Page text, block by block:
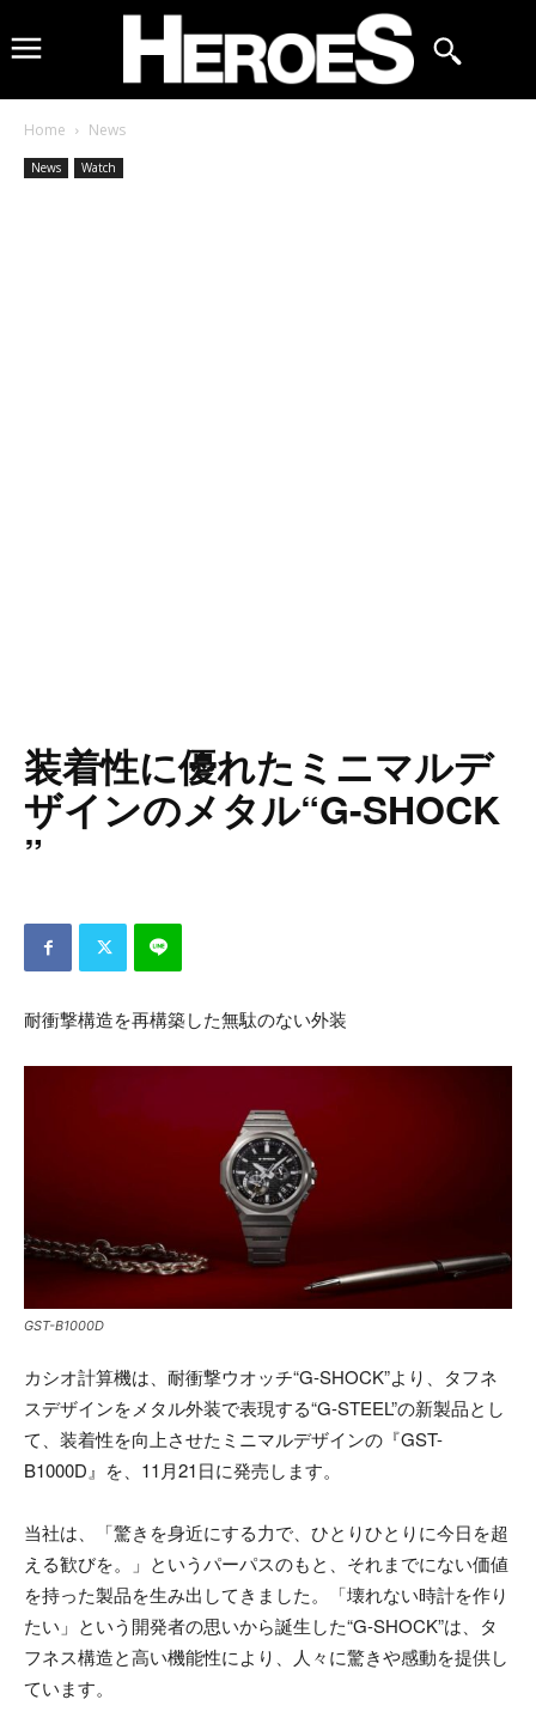
Home News
News Watch
装着性に優れたミニマルデ
ザインのメタル“G-SHOCK
”
耐衝撃構造を再構築した無駄のない外装
GST-B1000D
カシオ計算機は、耐衝撃ウオッチ“G-SHOCK”より、タフネ
スデザインをメタル外装で表現する“G-STEEL”の新製品とし
て、装着性を向上させたミニマルデザインの『GST-
B1000D』を、11月21日に発売します。
当社は、「驚きを身近にする力で、ひとりひとりに今日を超
える歓びを。」というパーパスのもと、それまでにない価値
を持った製品を生み出してきました。「壊れない時計を作り
たい」という開発者の思いから誕生した“G-SHOCK”は、タ
フネス構造と高い機能性により、人々に驚きや感動を提供し
ています。